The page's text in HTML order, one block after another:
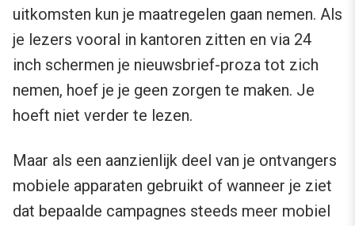
uitkomsten kun je maatregelen gaan nemen. Als
je lezers vooral in kantoren zitten en via 24
inch schermen je nieuwsbrief-proza tot zich
nemen, hoef je je geen zorgen te maken. Je
hoeft niet verder te lezen.
Maar als een aanzienlijk deel van je ontvangers
mobiele apparaten gebruikt of wanneer je ziet
dat bepaalde campagnes steeds meer mobiel